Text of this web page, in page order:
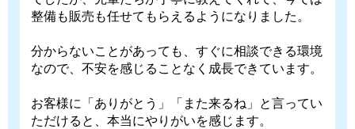
整備も販売も任せてもらえるようになりました。
分からないことがあっても、すぐに相談できる環境
なので、不安を感じることなく成長できています。
お客様に「ありがとう」「また来るね」と言ってい
ただけると、本当にやりがいを感じます。